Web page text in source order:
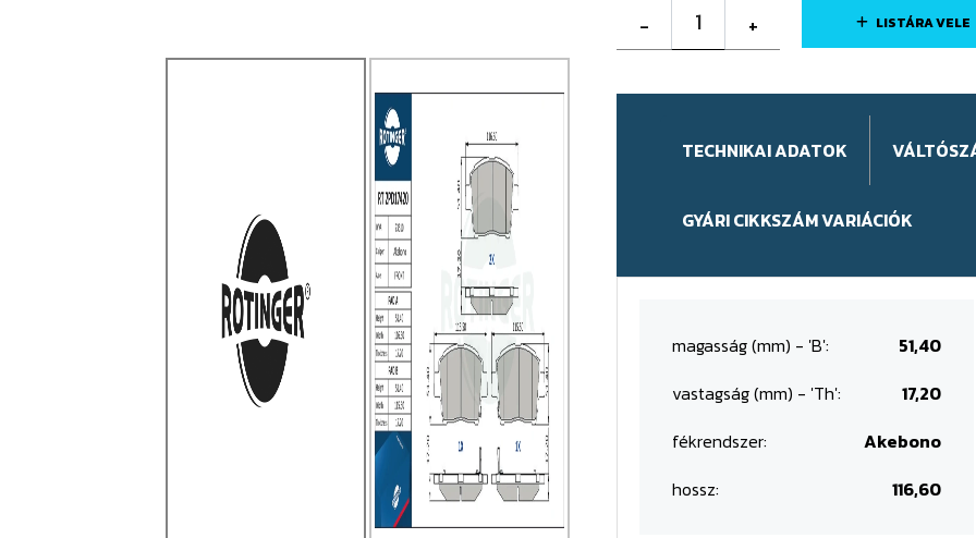
- 1 + LISTÁRA VELE
TECHNIKAI ADATOK
GYÁRI CIKKSZÁM VARIÁCIÓK
magasság (mm) - 'B':
51,40
vastagság (mm) - 'Th':
17,20
fékrendszer:
Akebono
hossz:
116,60